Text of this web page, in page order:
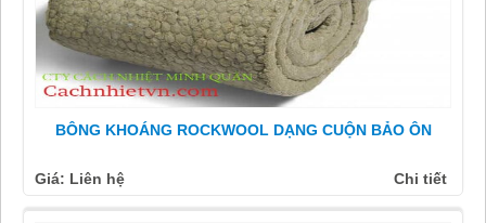
BÔNG KHOÁNG ROCKWOOL DẠNG CUỘN BẢO ÔN
Giá: Liên hệ Chi tiết